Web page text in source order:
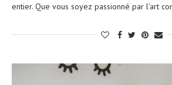
entier. Que vous soyez passionné par l’art